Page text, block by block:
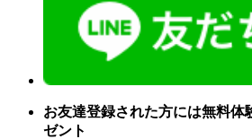
お友達登録された方には無料体
ゼント